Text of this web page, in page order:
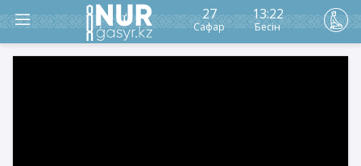
27
Сафар
13:22
Бесін